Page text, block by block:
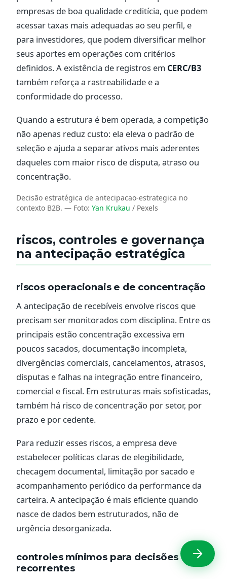
empresas de boa qualidade creditícia, que podem
acessar taxas mais adequadas ao seu perfil, e
para investidores, que podem diversificar melhor
seus aportes em operações com critérios
definidos. A existência de registros em CERC/B3
também reforça a rastreabilidade e a
conformidade do processo.
Quando a estrutura é bem operada, a competição
não apenas reduz custo: ela eleva o padrão de
seleção e ajuda a separar ativos mais aderentes
daqueles com maior risco de disputa, atraso ou
concentração.
Decisão estratégica de antecipacao-estrategica no
contexto B2B. — Foto: Yan Krukau / Pexels
riscos, controles e governança
na antecipação estratégica
riscos operacionais e de concentração
A antecipação de recebíveis envolve riscos que
precisam ser monitorados com disciplina. Entre os
principais estão concentração excessiva em
poucos sacados, documentação incompleta,
divergências comerciais, cancelamentos, atrasos,
disputas e falhas na integração entre financeiro,
comercial e fiscal. Em estruturas mais sofisticadas,
também há risco de concentração por setor, por
prazo e por cedente.
Para reduzir esses riscos, a empresa deve
estabelecer políticas claras de elegibilidade,
checagem documental, limitação por sacado e
acompanhamento periódico da performance da
carteira. A antecipação é mais eficiente quando
nasce de dados bem estruturados, não de
urgência desorganizada.
controles mínimos para decisões
recorrentes